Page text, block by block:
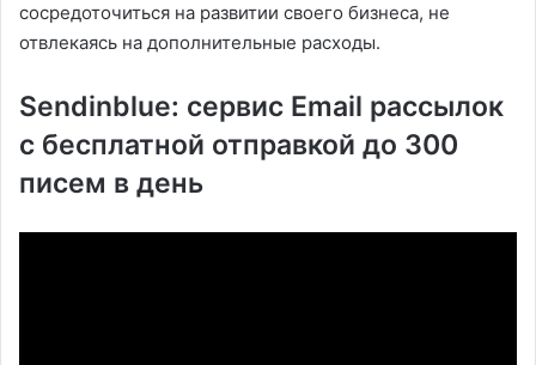
сосредоточиться на развитии своего бизнеса, не
отвлекаясь на дополнительные расходы.
Sendinblue: сервис Email рассылок
с бесплатной отправкой до 300
писем в день